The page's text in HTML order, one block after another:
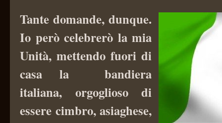
Tante domande, dunque.
Io però celebrerò la mia
Unità, mettendo fuori di
casa la bandiera
italiana, orgoglioso di
essere cimbro, asiaghese,